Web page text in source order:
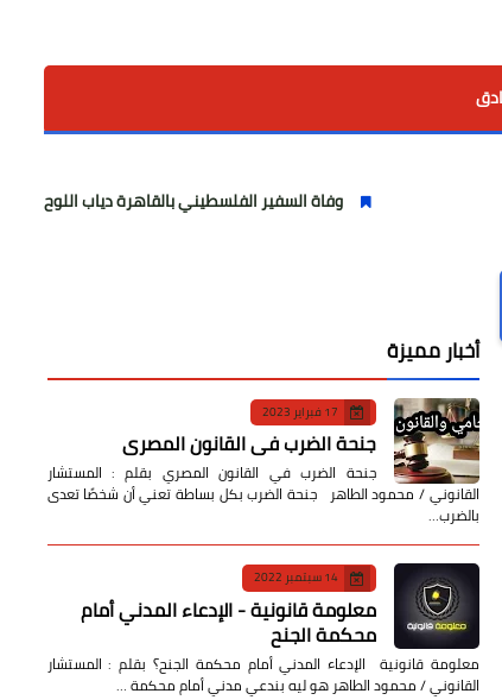
وفاة السفير الفلسطيني بالقاهرة دياب اللوح.. مسيرة وطنية
أخبار مميزة
17 فبراير 2023
جنحة الضرب في القانون المصري
جنحة الضرب في القانون المصري بقلم : المستشار
القانوني / محمود الطاهر جنحة الضرب بكل بساطة تعني أن شخصًا تعدى
بالضرب…
14 سبتمبر 2022
معلومة قانونية - الإدعاء المدني أمام
محكمة الجنح
معلومة قانونية الإدعاء المدني أمام محكمة الجنح؟ بقلم : المستشار
القانوني / محمود الطاهر هو ليه بندعي مدني أمام محكمة …